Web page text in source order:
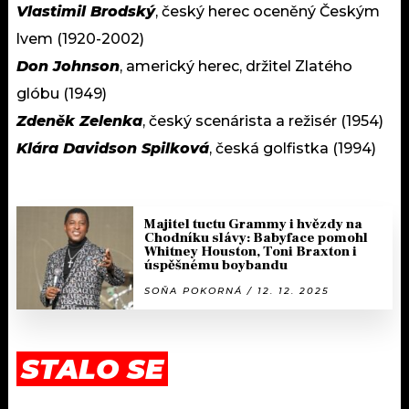
Vlastimil Brodský, český herec oceněný Českým
lvem (1920-2002)
Don Johnson, americký herec, držitel Zlatého
glóbu (1949)
Zdeněk Zelenka, český scenárista a režisér (1954)
Klára Davidson Spilková, česká golfistka (1994)
Majitel tuctu Grammy i hvězdy na
Chodníku slávy: Babyface pomohl
Whitney Houston, Toni Braxton i
úspěšnému boybandu
SOŇA POKORNÁ / 12. 12. 2025
STALO SE